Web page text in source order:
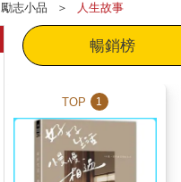
勵志小品 ＞ 人生故事
暢銷榜
TOP 1